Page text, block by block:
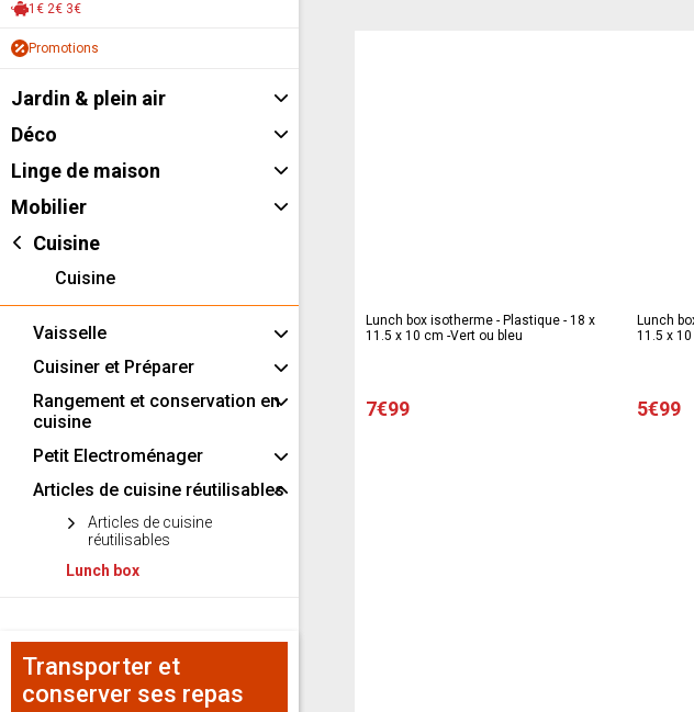
1€ 2€ 3€
Promotions
Jardin & plein air
Déco
Linge de maison
Mobilier
Cuisine
Cuisine
Vaisselle
Cuisiner et Préparer
Rangement et conservation en
cuisine
Petit Electroménager
Articles de cuisine réutilisables
Articles de cuisine
réutilisables
Lunch box
Transporter et
conserver ses repas
Lunch box isotherme - Plastique - 18 x
11.5 x 10 cm -Vert ou bleu
7€99
Lunch
11.5 x
5€99